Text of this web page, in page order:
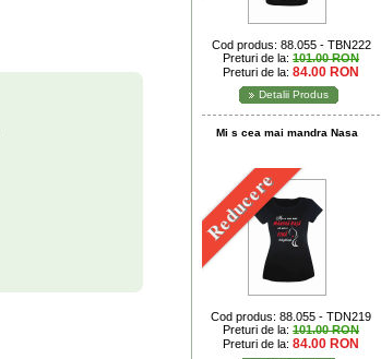
Cod produs: 88.055 - TBN222
Preturi de la: 101.00 RON
Preturi de la: 84.00 RON
Detalii Produs
Mi s cea mai mandra Nasa
Reducere
Cod produs: 88.055 - TDN219
Preturi de la: 101.00 RON
Preturi de la: 84.00 RON